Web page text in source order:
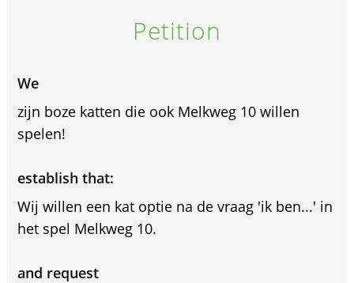
Petition
We
zijn boze katten die ook Melkweg 10 willen
spelen!
establish that:
Wij willen een kat optie na de vraag 'ik ben...' in
het spel Melkweg 10.
and request